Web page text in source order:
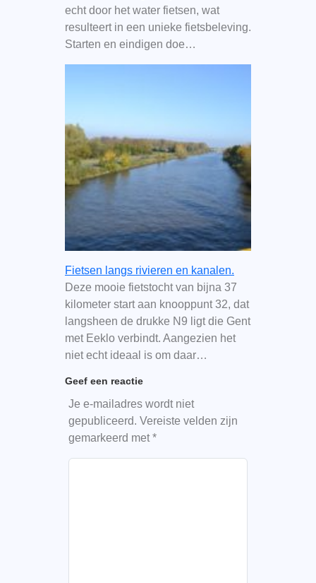
echt door het water fietsen, wat
resulteert in een unieke fietsbeleving.
Starten en eindigen doe…
Fietsen langs rivieren en kanalen.
Deze mooie fietstocht van bijna 37
kilometer start aan knooppunt 32, dat
langsheen de drukke N9 ligt die Gent
met Eeklo verbindt. Aangezien het
niet echt ideaal is om daar…
Geef een reactie
Je e-mailadres wordt niet
gepubliceerd. Vereiste velden zijn
gemarkeerd met*